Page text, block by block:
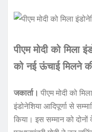
पीएम मोदी को मिला
को नई ऊंचाई मिलने
जकार्ता। पीएम मोदी को
इंडोनेशिया आदिपूर्णा से
किया। इस सम्मान को